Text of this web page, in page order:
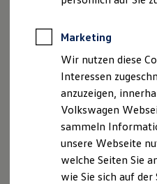
Rekuperation
Laden
Laden Zuhause
Ladestationen
Batterie
Sicherheit
Nachhaltigkeit
Technologie
Kosten und Kauf
Göthling & Kaufmann
Niederhofheimer Straße 59
65719 Hofheim
Telefon: 06192 95969-0
E-Mail:
Göthling & Kaufmann
Niederhofheimer Straße
65719 Hofheim
Telefon: 06192 8070-80
E-Mail:
Marketing
Wir nutzen diese
Interessen
anzuzeigen,
Volkswagen
sammeln
unsere Webseite
welche Seiten Sie
wie Sie sich auf